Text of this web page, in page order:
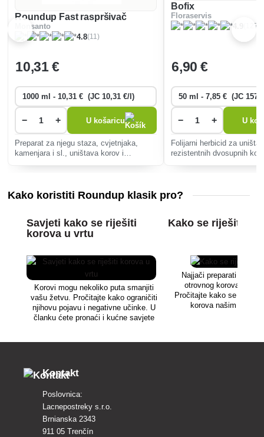
Roundup Fast raspršivač
Monsanto
4.8(11)
10,31 €
− + U košaricu
Preparat za njegu staza, cvjetnjaka,
kamenjara i sl., uništava korov i
Bofix
Floraservis
(127)
6,90 €
− + U
Folijarni herbicid za
rezistentnih dvosupnih
sportskim terenima
Kako koristiti Roundup klasik pro?
Savjeti kako se riješiti
korova u vrtu
Korovi mogu nekoliko puta smanjiti
vašu žetvu. Pročitajte kako ograničiti
njihovu pojavu i negativne učinke. U
članku ćete pronaći i kućne savjete
Kako se riješiti
Najjači preparati za
otrovnog korova
Pročitajte kako se
korova našim
Kontakt
Poslovnica:
Lacnepostreky s.r.o.
Brnianska 2343
911 05 Trenčín